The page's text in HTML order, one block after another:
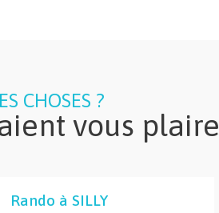
CHOSES ?
vous plaire
Rando à SILLY